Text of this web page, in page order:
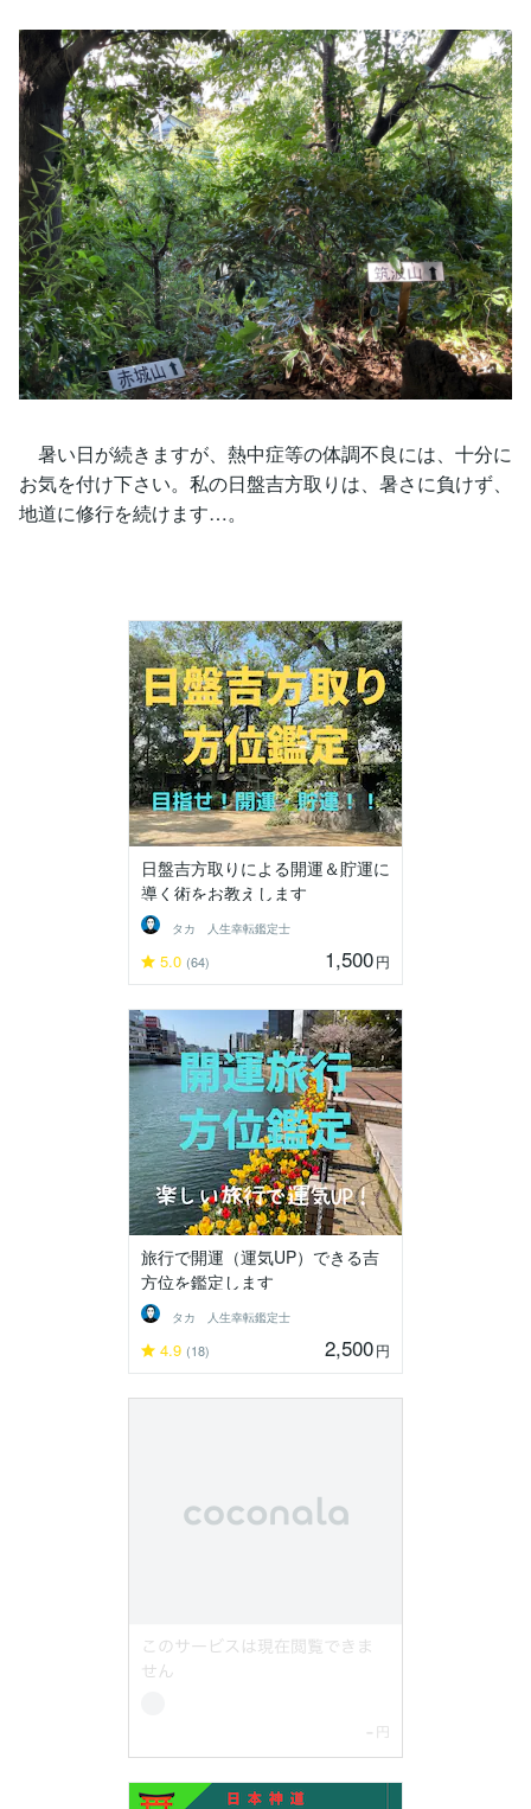
暑い日が続きますが、熱中症等の体調不良には、十分に
お気を付け下さい。私の日盤吉方取りは、暑さに負けず、
地道に修行を続けます…。
日盤吉方取りによる開運＆貯運に
導く術をお教えします
タカ 人生幸転鑑定士
5.0 (64) 1,500円
旅行で開運（運気UP）できる吉
方位を鑑定します
タカ 人生幸転鑑定士
4.9 (18) 2,500円